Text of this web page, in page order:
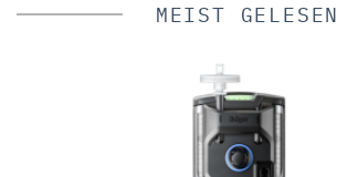
MEIST GELESEN